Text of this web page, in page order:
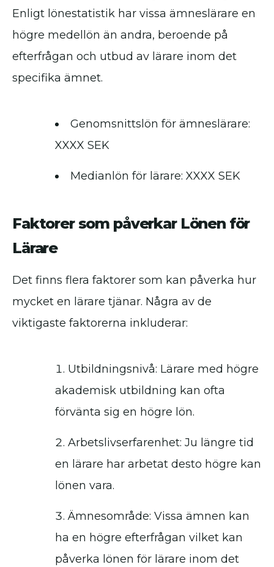
Enligt lönestatistik har vissa ämneslärare en
högre medellön än andra, beroende på
efterfrågan och utbud av lärare inom det
specifika ämnet.
Genomsnittslön för ämneslärare:
XXXX SEK
Medianlön för lärare: XXXX SEK
Faktorer som påverkar Lönen för
Lärare
Det finns flera faktorer som kan påverka hur
mycket en lärare tjänar. Några av de
viktigaste faktorerna inkluderar:
Utbildningsnivå: Lärare med högre
akademisk utbildning kan ofta
förvänta sig en högre lön.
Arbetslivserfarenhet: Ju längre tid
en lärare har arbetat desto högre kan
lönen vara.
Ämnesområde: Vissa ämnen kan
ha en högre efterfrågan vilket kan
påverka lönen för lärare inom det